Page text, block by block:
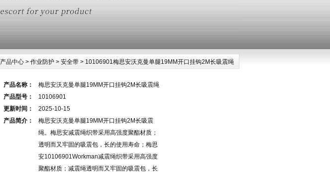
产品中心 > 作业防护 > 安全带 > 10106901梅思安沃克曼单腿19MM开口挂钩2M长吸震绳
产品名称：
梅思安沃克曼单腿19MM开口挂钩2M长吸震绳
产品型号：
10106901
更新时间：
2025-10-15
产品简介：
梅思安沃克曼单腿19MM开口挂钩2M长吸震
绳。梅思安减震绳织带采用高强度聚酯材质；
透明而又牢固的吸震包，长的使用寿命；梅思
安10106901Workman减震绳织带采用高强度
聚酯材质；减震绳透明而又牢固的吸震包，长